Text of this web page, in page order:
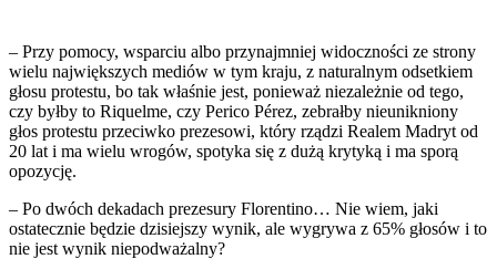
– Przy pomocy, wsparciu albo przynajmniej widoczności ze strony
wielu największych mediów w tym kraju, z naturalnym odsetkiem
głosu protestu, bo tak właśnie jest, ponieważ niezależnie od tego,
czy byłby to Riquelme, czy Perico Pérez, zebrałby nieunikniony
głos protestu przeciwko prezesowi, który rządzi Realem Madryt od
20 lat i ma wielu wrogów, spotyka się z dużą krytyką i ma sporą
opozycję.
– Po dwóch dekadach prezesury Florentino… Nie wiem, jaki
ostatecznie będzie dzisiejszy wynik, ale wygrywa z 65% głosów i to
nie jest wynik niepodważalny?